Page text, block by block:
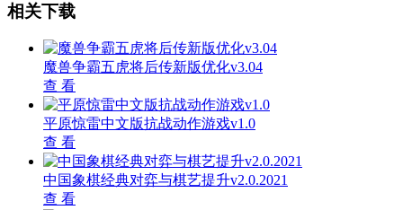
相关下载
魔兽争霸五虎将后传新版优化v3.04
查 看
平原惊雷中文版抗战动作游戏v1.0
查 看
中国象棋经典对弈与棋艺提升v2.0.2021
查 看